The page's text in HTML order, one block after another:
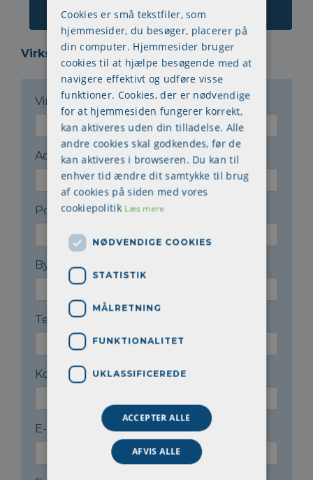
Virksomheden:
Virksomhedsnavn*
Adresse *
Postnr.*
By
Telefon*
Kontaktperson*
E-mail til kontaktperson*
Cookies er små tekstfiler, som
hjemmesider, du besøger, placerer på
din computer. Hjemmesider bruger
cookies til at hjælpe besøgende med at
navigere effektivt og udføre visse
funktioner. Cookies, der er nødvendige
for at hjemmesiden fungerer korrekt,
kan aktiveres uden din tilladelse. Alle
andre cookies skal godkendes, før de
kan aktiveres i browseren. Du kan til
enhver tid ændre dit samtykke til brug
af cookies på siden med vores
cookiepolitik Læs mere
NØDVENDIGE COOKIES
STATISTIK
MÅLRETNING
FUNKTIONALITET
UKLASSIFICEREDE
ACCEPTER ALLE
AFVIS ALLE